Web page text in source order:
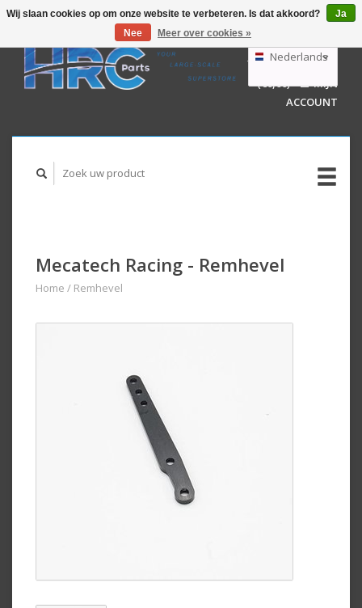
GBP
AUD
Nederlands
Deutsch
English
WINKELWAGEN
(€0,00)
MIJN
ACCOUNT
Mecatech Racing - Remhevel
Home / Remhevel
Wij slaan cookies op om onze website te verbeteren. Is dat akkoord?
Ja
Nee
Meer over cookies »